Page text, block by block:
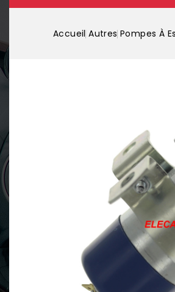
Accueil Autres Pompes À